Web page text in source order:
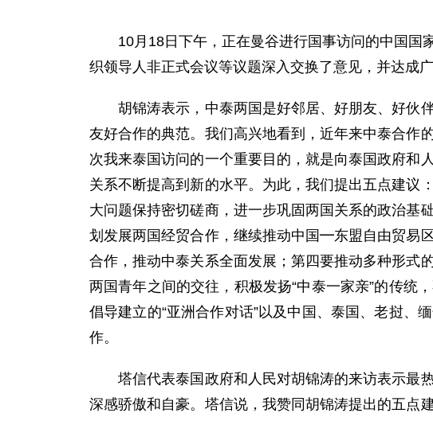
10月18日下午，正在曼谷进行国事访问的中国国
织领导人非正式会议等议题深入交换了意见，并达成广
胡锦涛表示，中泰两国是好邻居、好朋友、好伙伴
友好合作的典范。我们高兴地看到，近年来中泰合作
次我来泰国访问的一个重要目的，就是向泰国政府和
关系不断提高到新的水平。为此，我们提出五点建议
大问题保持密切磋商，进一步巩固两国关系的政治基
划发展两国经贸合作，继续推动中国━东盟自由贸易
合作，推动中泰关系全面发展；第四要推动多种形式
两国青年之间的交往，积极发扬“中泰一家亲”的传统
倡导建立的“亚洲合作对话”以及中国、泰国、老挝、
作。
塔信代表泰国政府和人民对胡锦涛的来访表示最热
深感骄傲和自豪。塔信说，我赞同胡锦涛提出的五点